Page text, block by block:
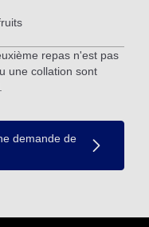
repas n'est pas
une collation sont
demande de